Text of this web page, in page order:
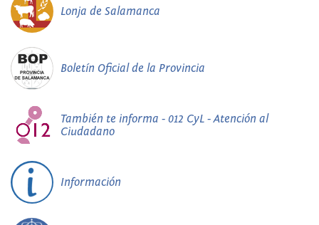
Lonja de Salamanca
Boletín Oficial de la Provincia
También te informa - 012 CyL - Atención al
Ciudadano
Información